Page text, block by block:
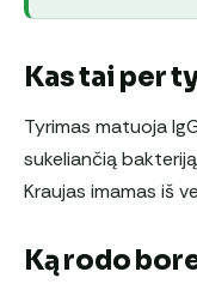
Kas tai per
Tyrimas matuoja
sukeliančią
Kraujas imamas iš
Ką rodo